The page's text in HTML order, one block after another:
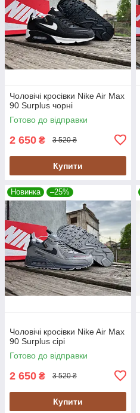
Чоловічі кросівки Nike Air Max
90 Surplus чорні
Готово до відправки
2 650 ₴ 3 520 ₴
Купити
Новинка –25%
Чоловічі кросівки Nike Air Max
90 Surplus сірі
Готово до відправки
2 650 ₴ 3 520 ₴
Купити